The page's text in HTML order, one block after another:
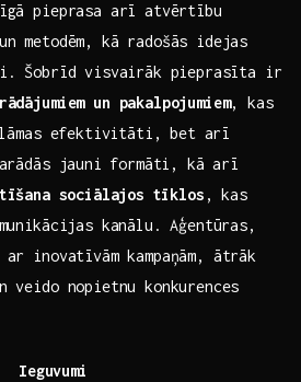
pieprasa arī atvērtību
metodēm, kā radošās idejas
Šobrīd visvairāk pieprasīta ‍ir
un pakalpojumiem, ‍kas
efektivitāti, bet arī
jauni⁢ formāti, ‌kā arī
sociālajos⁣ tīklos , kas
kanālu.​ Aģentūras,
​inovatīvām kampaņām, ātrāk
veido nopietnu konkurences
Ieguvumi